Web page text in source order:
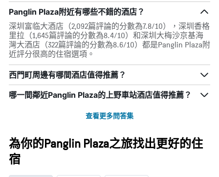
Panglin Plaza附近有哪些不錯的酒店？
深圳富临大酒店（2,092篇評論的分數為7.8/10），深圳香格
里拉（1,645篇評論的分數為8.4/10）和深圳大梅沙京基海
灣大酒店（322篇評論的分數為8.6/10）都是Panglin Plaza附
近評分很高的住宿選項。
西門町周邊有哪間酒店值得推薦？
哪一間鄰近Panglin Plaza的上野車站酒店值得推薦？
查看更多問答集
為你的Panglin Plaza之旅找出更好的住
宿